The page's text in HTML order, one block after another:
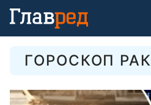
ГОРОСКОП РАК